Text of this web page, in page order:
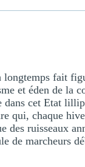
longtemps fait
et éden de la
cet Etat
qui, chaque
ruisseaux
de marcheurs